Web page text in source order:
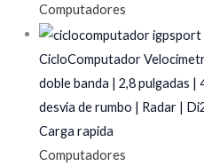
Computadores
CicloComputador
doble banda | 2,8 pulgadas |
desvia de rumbo | Radar |
Carga rapida
Computadores